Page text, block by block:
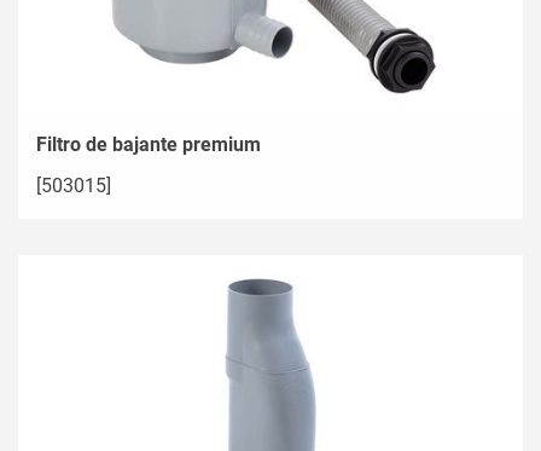
Filtro de bajante premium
[503015]